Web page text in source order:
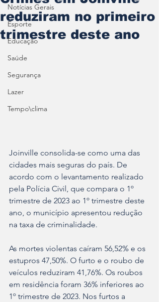
Notícias Gerais
Esporte
Educação
Saúde
Segurança
Lazer
Tempo\clima
reduziram no primeiro
trimestre deste ano
Joinville consolida-se como uma das
cidades mais seguras do país. De
acordo com o levantamento realizado
pela Polícia Civil, que compara o 1º
trimestre de 2023 ao 1º trimestre deste
ano, o município apresentou redução
na taxa de criminalidade.
As mortes violentas caíram 56,52% e os
estupros 47,50%. O furto e o roubo de
veículos reduziram 41,76%. Os roubos
em residência foram 36% inferiores ao
1º trimestre de 2023. Nos furtos a